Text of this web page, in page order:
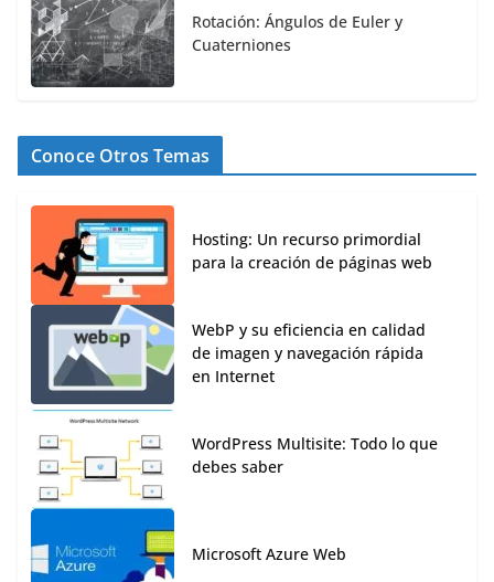
Rotación: Ángulos de Euler y
Cuaterniones
Conoce Otros Temas
Hosting: Un recurso primordial
para la creación de páginas web
WebP y su eficiencia en calidad
de imagen y navegación rápida
en Internet
WordPress Multisite: Todo lo que
debes saber
Microsoft Azure Web